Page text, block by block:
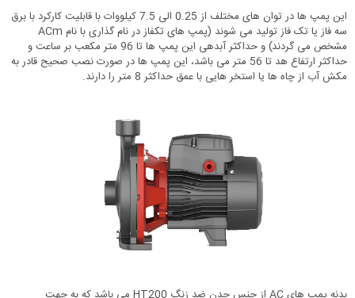
این پمپ ها در توان های مختلف از 0.25 الی 7.5 کیلووات با قابلیت کارکرد با برق
سه فاز یا تک فاز تولید می شوند (پمپ های تکفاز در نام گذاری با نام ACm
مشخص می گردند) و حداکثر آبدهی این پمپ ها تا 96 متر مکعب بر ساعت و
حداکثر ارتفاع هد تا 56 متر می باشد، این پمپ ها در صورت نصب صحیح قادر به
مکش آب از چاه ها یا استخر هایی با عمق حداکثر 8 متر را دارند.